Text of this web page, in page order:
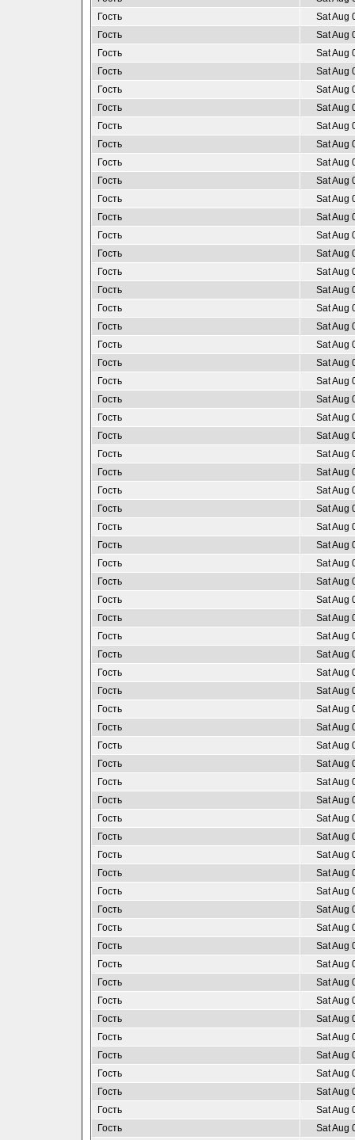
Гость
Sat Aug
Гость
Sat Aug
Гость
Sat Aug
Гость
Sat Aug
Гость
Sat Aug
Гость
Sat Aug
Гость
Sat Aug
Гость
Sat Aug
Гость
Sat Aug
Гость
Sat Aug
Гость
Sat Aug
Гость
Sat Aug
Гость
Sat Aug
Гость
Sat Aug
Гость
Sat Aug
Гость
Sat Aug
Гость
Sat Aug
Гость
Sat Aug
Гость
Sat Aug
Гость
Sat Aug
Гость
Sat Aug
Гость
Sat Aug
Гость
Sat Aug
Гость
Sat Aug
Гость
Sat Aug
Гость
Sat Aug
Гость
Sat Aug
Гость
Sat Aug
Гость
Sat Aug
Гость
Sat Aug
Гость
Sat Aug
Гость
Sat Aug
Гость
Sat Aug
Гость
Sat Aug
Гость
Sat Aug
Гость
Sat Aug
Гость
Sat Aug
Гость
Sat Aug
Гость
Sat Aug
Гость
Sat Aug
Гость
Sat Aug
Гость
Sat Aug
Гость
Sat Aug
Гость
Sat Aug
Гость
Sat Aug
Гость
Sat Aug
Гость
Sat Aug
Гость
Sat Aug
Гость
Sat Aug
Гость
Sat Aug
Гость
Sat Aug
Гость
Sat Aug
Гость
Sat Aug
Гость
Sat Aug
Гость
Sat Aug
Гость
Sat Aug
Гость
Sat Aug
Гость
Sat Aug
Гость
Sat Aug
Гость
Sat Aug
Гость
Sat Aug
Гость
Sat Aug